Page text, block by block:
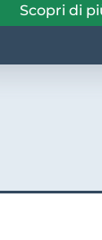
Scopri di